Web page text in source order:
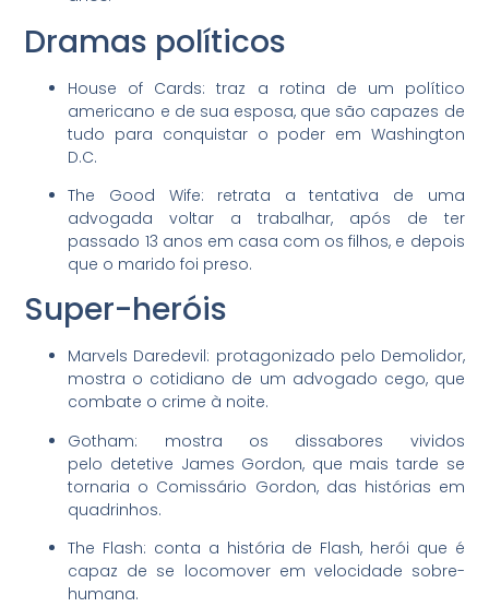
Dramas políticos
House of Cards: traz a rotina de um político
americano e de sua esposa, que são capazes de
tudo para conquistar o poder em Washington
D.C.
The Good Wife: retrata a tentativa de uma
advogada voltar a trabalhar, após de ter
passado 13 anos em casa com os filhos, e depois
que o marido foi preso.
Super-heróis
Marvels Daredevil: protagonizado pelo Demolidor,
mostra o cotidiano de um advogado cego, que
combate o crime à noite.
Gotham: mostra os dissabores vividos
pelo detetive James Gordon, que mais tarde se
tornaria o Comissário Gordon, das histórias em
quadrinhos.
The Flash: conta a história de Flash, herói que é
capaz de se locomover em velocidade sobre-
humana.